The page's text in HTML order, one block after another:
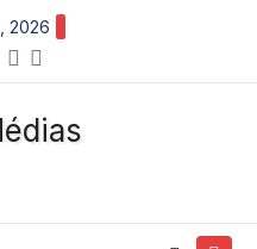
2026